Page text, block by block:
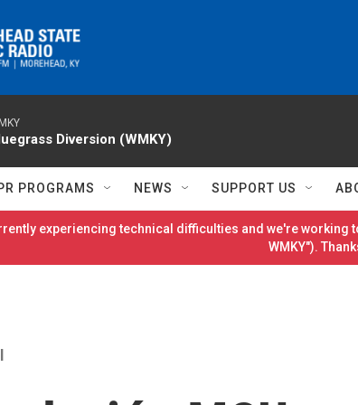
Diversion (WMKY)
PROGRAMS NEWS SUPPORT US
experiencing technical difficulties and we're
WMKY").